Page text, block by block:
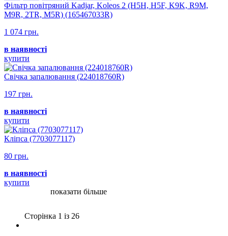
Фільтр повітряний Kadjar, Koleos 2 (H5H, H5F, K9K, R9M,
M9R, 2TR, M5R) (165467033R)
1 074 грн.
в наявності
купити
Свічка запалювання (224018760R)
197 грн.
в наявності
купити
Кліпса (7703077117)
80 грн.
в наявності
купити
показати більше
Сторінка 1 iз 26